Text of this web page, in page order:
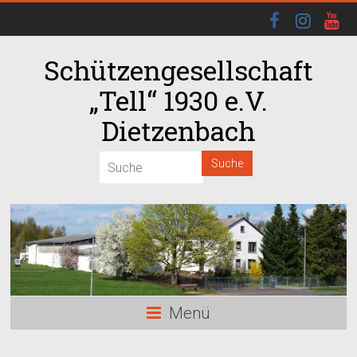
Schützengesellschaft
„Tell“ 1930 e.V.
Dietzenbach
Menü
02:00
04:00